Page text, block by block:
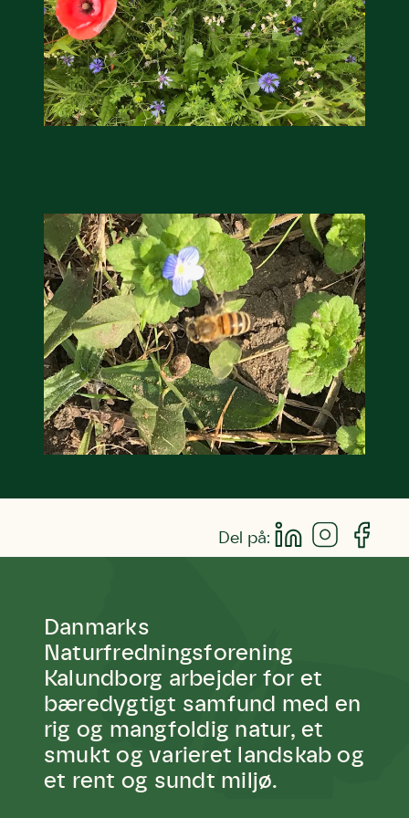
Del på:
Danmarks
Naturfredningsforening
Kalundborg arbejder for et
bæredygtigt samfund med en
rig og mangfoldig natur, et
smukt og varieret landskab og
et rent og sundt miljø.
humlebiarter. Den store humlebi –
eller brumbasse som mange kalder
den.
Andet punkt
Humlebier bestøver effektivt
blomster og afgrøder i din have.